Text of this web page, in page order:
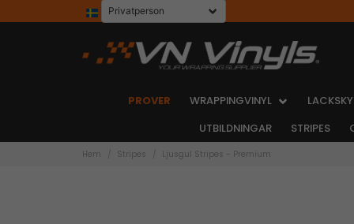
PROVER WRAPPINGVINYL
UTBILDNINGAR
STRIPES
Hem Stripes Ljusgul Stripes - Premium